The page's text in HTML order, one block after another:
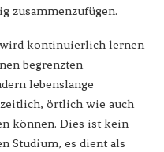
zusammenzufügen.
wird kontinuierlich lernen
begrenzten
lebenslange
örtlich wie auch
können. Dies ist kein
Studium, es dient als